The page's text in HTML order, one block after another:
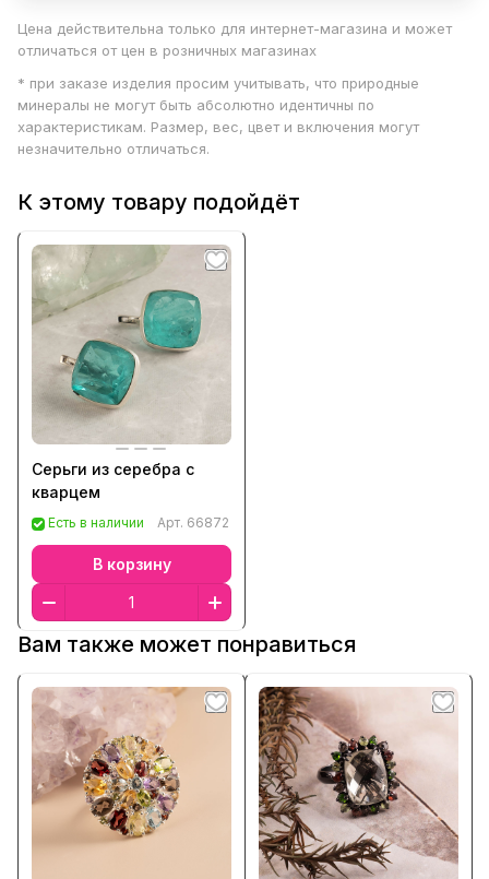
Цена действительна только для интернет-магазина и может
отличаться от цен в розничных магазинах
* при заказе изделия просим учитывать, что природные
минералы не могут быть абсолютно идентичны по
характеристикам. Размер, вес, цвет и включения могут
незначительно отличаться.
К этому товару подойдёт
Серьги из серебра с
кварцем
Есть в наличии Арт. 66872
В корзину
Вам также может понравиться